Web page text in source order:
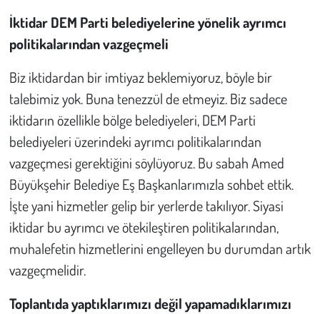
İktidar DEM Parti belediyelerine yönelik ayrımcı
politikalarından vazgeçmeli
Biz iktidardan bir imtiyaz beklemiyoruz, böyle bir
talebimiz yok. Buna tenezzül de etmeyiz. Biz sadece
iktidarın özellikle bölge belediyeleri, DEM Parti
belediyeleri üzerindeki ayrımcı politikalarından
vazgeçmesi gerektiğini söylüyoruz. Bu sabah Amed
Büyükşehir Belediye Eş Başkanlarımızla sohbet ettik.
İşte yani hizmetler gelip bir yerlerde takılıyor. Siyasi
iktidar bu ayrımcı ve ötekileştiren politikalarından,
muhalefetin hizmetlerini engelleyen bu durumdan artık
vazgeçmelidir.
Toplantıda yaptıklarımızı değil yapamadıklarımızı